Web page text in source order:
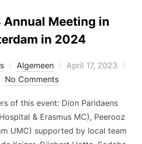
Annual Meeting in
in 2024
Algemeen
Posted
April 17, 2023
No Comments
of this event: Dion Paridaens
& Erasmus MC), Peerooz
UMC) supported by local team